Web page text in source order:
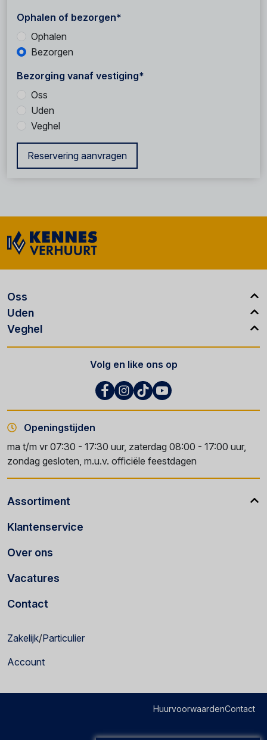
Ophalen of bezorgen*
Ophalen
Bezorgen
Bezorging vanaf vestiging*
Oss
Uden
Veghel
Reservering aanvragen
Oss
Uden
Veghel
Volg en like ons op
Openingstijden
ma t/m vr 07:30 - 17:30 uur, zaterdag 08:00 - 17:00 uur,
zondag gesloten, m.u.v. officiële feestdagen
Assortiment
Klantenservice
Over ons
Vacatures
Contact
Zakelijk/Particulier
Account
HuurvoorwaardenContact